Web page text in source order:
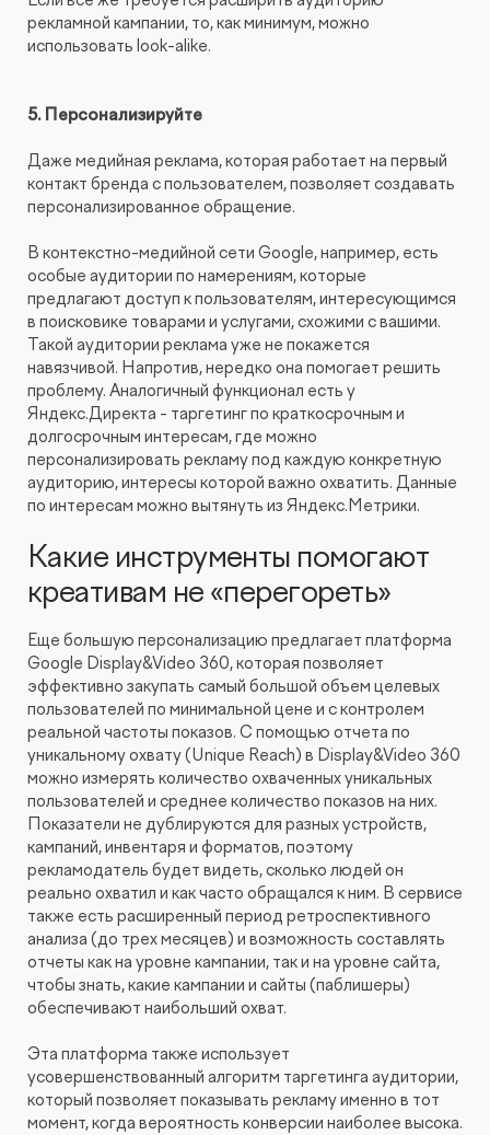
рекламной кампании, то, как минимум, можно
использовать look-alike.
5. Персонализируйте
Даже медийная реклама, которая работает на первый
контакт бренда с пользователем, позволяет создавать
персонализированное обращение.
В контекстно-медийной сети Google, например, есть
особые аудитории по намерениям, которые
предлагают доступ к пользователям, интересующимся
в поисковике товарами и услугами, схожими с вашими.
Такой аудитории реклама уже не покажется
навязчивой. Напротив, нередко она помогает решить
проблему. Аналогичный функционал есть у
Яндекс.Директа - таргетинг по краткосрочным и
долгосрочным интересам, где можно
персонализировать рекламу под каждую конкретную
аудиторию, интересы которой важно охватить. Данные
по интересам можно вытянуть из Яндекс.Метрики.
Какие инструменты помогают
креативам не «перегореть»
Еще большую персонализацию предлагает платформа
Google Display&Video 360, которая позволяет
эффективно закупать самый большой объем целевых
пользователей по минимальной цене и с контролем
реальной частоты показов. С помощью отчета по
уникальному охвату (Unique Reach) в Display&Video 360
можно измерять количество охваченных уникальных
пользователей и среднее количество показов на них.
Показатели не дублируются для разных устройств,
кампаний, инвентаря и форматов, поэтому
рекламодатель будет видеть, сколько людей он
реально охватил и как часто обращался к ним. В сервисе
также есть расширенный период ретроспективного
анализа (до трех месяцев) и возможность составлять
отчеты как на уровне кампании, так и на уровне сайта,
чтобы знать, какие кампании и сайты (паблишеры)
обеспечивают наибольший охват.
Эта платформа также использует
усовершенствованный алгоритм таргетинга аудитории,
который позволяет показывать рекламу именно в тот
момент, когда вероятность конверсии наиболее высока.